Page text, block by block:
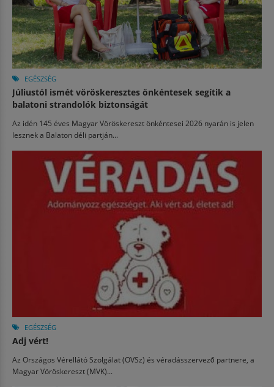
EGÉSZSÉG
Júliustól ismét vöröskeresztes önkéntesek segítik a
balatoni strandolók biztonságát
Az idén 145 éves Magyar Vöröskereszt önkéntesei 2026 nyarán is jelen
lesznek a Balaton déli partján...
EGÉSZSÉG
Adj vért!
Az Országos Vérellátó Szolgálat (OVSz) és véradásszervező partnere, a
Magyar Vöröskereszt (MVK)...